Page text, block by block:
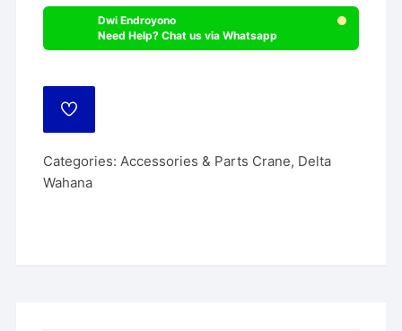
Dwi Endroyono
Need Help? Chat us via Whatsapp
ADD
Categories:Accessories & Parts Crane, Delta
Wahana